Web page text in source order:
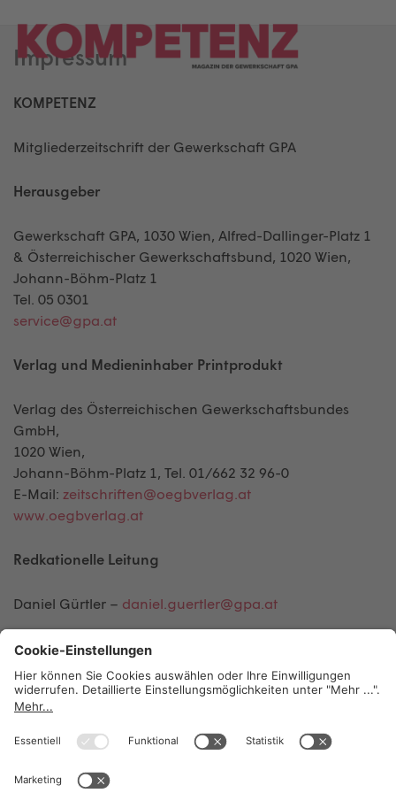
content
Impressum
KOMPETENZ
Mitgliederzeitschrift der Gewerkschaft GPA
Herausgeber
Gewerkschaft GPA, 1030 Wien, Alfred-Dallinger-Platz 1
& Österreichischer Gewerkschaftsbund, 1020 Wien,
Johann-Böhm-Platz 1
Tel. 05 0301
service@gpa.at
Verlag und Medieninhaber Printprodukt
Verlag des Österreichischen Gewerkschaftsbundes
GmbH,
1020 Wien,
Johann-Böhm-Platz 1, Tel. 01/662 32 96-0
E-Mail: zeitschriften@oegbverlag.at
www.oegbverlag.at
Redkationelle Leitung
Daniel Gürtler – daniel.guertler@gpa.at
Redaktion
Lucia Bauer –lucia.bauer@gpa.at
Tizian Rupp–tizian.rupp@gpa.at
OFFENLEGUNG GEMÄSS MEDIENGESETZ, § 25